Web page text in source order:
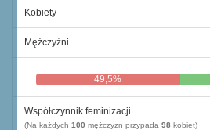
Kobiety
Mężczyźni
49,5%
Współczynnik feminizacji
(Na każdych 100 mężczyzn przypada 98 kobiet)